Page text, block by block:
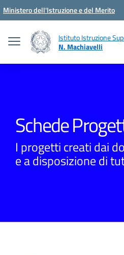
Vai ai contenuti
Vai al menu di navigazione
Vai al footer
Ministero dell'Istruzione e del Merito
Istituto Istruzione
N. Machiavelli
Schede
I progetti creati dai
e a disposizione di